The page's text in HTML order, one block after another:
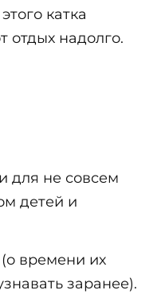
катка
отдых надолго.
для не совсем
детей и
времени их
заранее).